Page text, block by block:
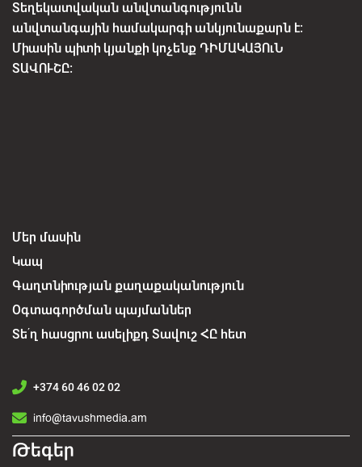
Տեղեկատվական անվտանգությունն
անվտանգային համակարգի անկյունաքարն է:
Միասին պիտի կյանքի կոչենք ԴԻՄԱԿԱՅՈւՆ
ՏԱՎՈՒՇԸ:
Մեր մասին
Կապ
Գաղտնիության քաղաքականություն
Օգտագործման պայմաններ
Տե՛ղ հասցրու ասելիքդ Տավուշ ՀԸ հետ
+374 60 46 02 02
info@tavushmedia.am
Թեգեր